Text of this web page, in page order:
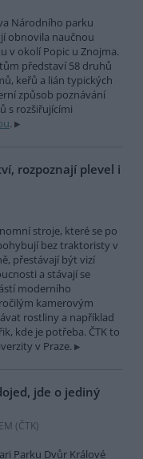
Národního parku
obnovila naučnou
v okolí Popic u Znojma.
představí 58 druhů
keřů a lián typických
způsob poznávání
s rozšiřujícími
.
rozpoznají plevel i
stroje, které se po
bez traktoristy v
přestávají být vizí
a stávají se
moderního
kamerovým
rostliny a například
kde je potřeba. ČTK to
v Praze.
jde o jediný
(ČTK)
Parku Dvůr Králové